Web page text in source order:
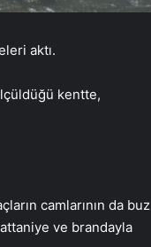
aktı.
kentte,
camlarının da buz
ve brandayla